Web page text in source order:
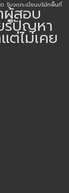
รับจดทะเบียนบริษัทพื้นที่
ผู้สอบ
ร์ปัญหา
ต่ไม่เคย